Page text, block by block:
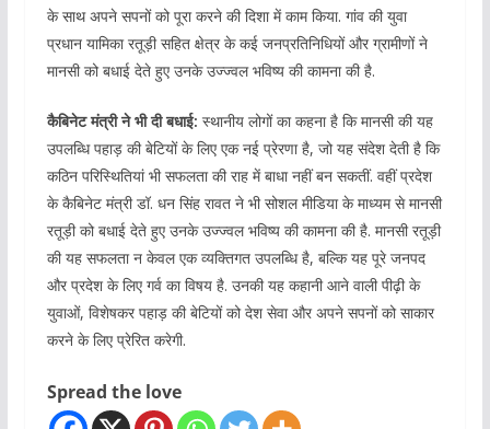
के साथ अपने सपनों को पूरा करने की दिशा में काम किया. गांव की युवा
प्रधान यामिका रतूड़ी सहित क्षेत्र के कई जनप्रतिनिधियों और ग्रामीणों ने
मानसी को बधाई देते हुए उनके उज्ज्वल भविष्य की कामना की है.
कैबिनेट मंत्री ने भी दी बधाई: स्थानीय लोगों का कहना है कि मानसी की यह
उपलब्धि पहाड़ की बेटियों के लिए एक नई प्रेरणा है, जो यह संदेश देती है कि
कठिन परिस्थितियां भी सफलता की राह में बाधा नहीं बन सकतीं. वहीं प्रदेश
के कैबिनेट मंत्री डॉ. धन सिंह रावत ने भी सोशल मीडिया के माध्यम से मानसी
रतूड़ी को बधाई देते हुए उनके उज्ज्वल भविष्य की कामना की है. मानसी रतूड़ी
की यह सफलता न केवल एक व्यक्तिगत उपलब्धि है, बल्कि यह पूरे जनपद
और प्रदेश के लिए गर्व का विषय है. उनकी यह कहानी आने वाली पीढ़ी के
युवाओं, विशेषकर पहाड़ की बेटियों को देश सेवा और अपने सपनों को साकार
करने के लिए प्रेरित करेगी.
Spread the love